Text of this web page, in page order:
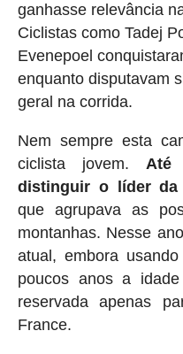
ganhasse relevância
Ciclistas como Tadej
Evenepoel
enquanto disputavam
geral na corrida.
Nem sempre esta
ciclista jovem.Até
distinguir o líder da
que agrupava as
montanhas. Nesse
atual, embora
poucos anos a
reservada apenas
France.